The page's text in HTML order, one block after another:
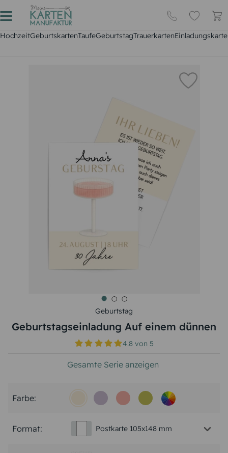
HochzeitGeburtskartenTaufeGeburtstagTrauerkarten
Geburtstag
Geburtstagseinladung Auf einem dünnen
4.8 von5
Gesamte Serie anzeigen
Farbe:
Format: Postkarte 105x148 mm